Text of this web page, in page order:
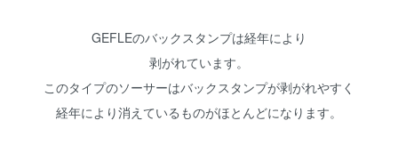
GEFLEのバックスタンプは経年により
剥がれています。
このタイプのソーサーはバックスタンプが剥がれやすく
経年により消えているものがほとんどになります。